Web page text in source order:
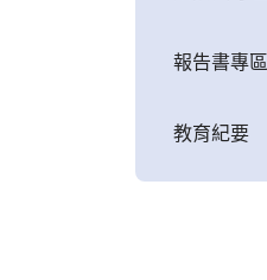
報告書專區
教育紀要